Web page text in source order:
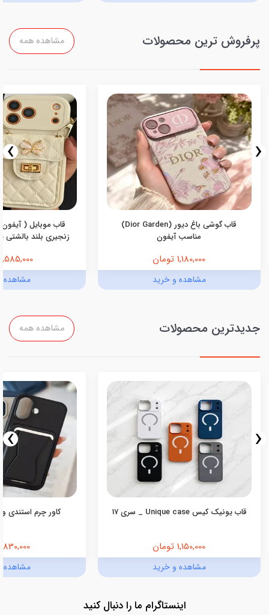
پرفروش ترین محصولات مشاهده همه
قاب گوشی باغ دیور (Dior Garden)
مناسب آیفون
1,180,000 تومان
مشاهده و خرید
قاب موبایل (
زنجیری بلند بالشتی
1,585,000 تومان
مشاهده
‹
›
جدیدترین محصولات مشاهده همه
قاب یونیک کیس Unique case _ سری 17
1,150,000 تومان
مشاهده و خرید
کاور چرم استندی
830,000 تومان
مشاهده
‹
›
اینستاگرام ما را دنبال کنید